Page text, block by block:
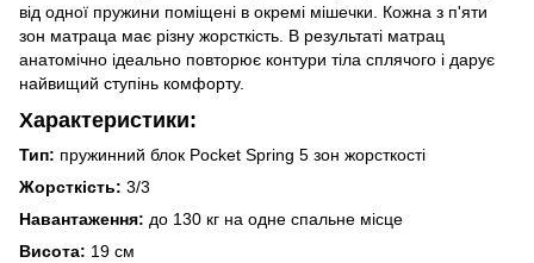
від одної пружини поміщені в окремі мішечки. Кожна з п'яти
зон матраца має різну жорсткість. В результаті матрац
анатомічно ідеально повторює контури тіла сплячого і дарує
найвищий ступінь комфорту.
Характеристики:
Тип: пружинний блок Pocket Spring 5 зон жорсткості
Жорсткість: 3/3
Навантаження: до 130 кг на одне спальне місце
Висота: 19 см